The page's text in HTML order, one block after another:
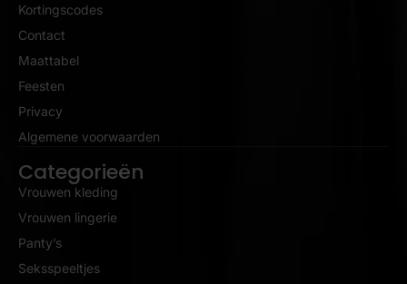
Kortingscodes
Contact
Maattabel
Feesten
Privacy
Algemene voorwaarden
Categorieën
Vrouwen kleding
Vrouwen lingerie
Panty’s
Seksspeeltjes